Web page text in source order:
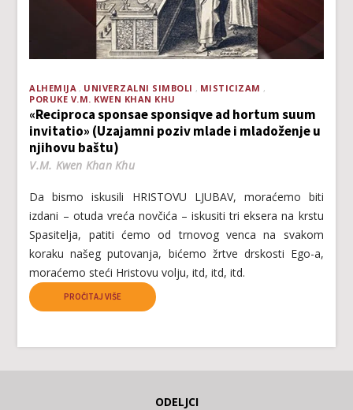
ALHEMIJA UNIVERZALNI SIMBOLI
MISTICIZAM
PORUKE V.M. KWEN KHAN KHU
«Reciproca sponsae sponsiqve ad hortum suum
invitatio» (Uzajamni poziv mlade i mladoženje u
njihovu baštu)
V.M. Kwen Khan Khu
Da bismo iskusili HRISTOVU LJUBAV, moraćemo biti
izdani – otuda vreća novčića – iskusiti tri eksera na krstu
Spasitelja, patiti ćemo od trnovog venca na svakom
koraku našeg putovanja, bićemo žrtve drskosti Ego-a,
moraćemo steći Hristovu volju, itd, itd, itd.
PROČITAJ VIŠE
ODELJCI